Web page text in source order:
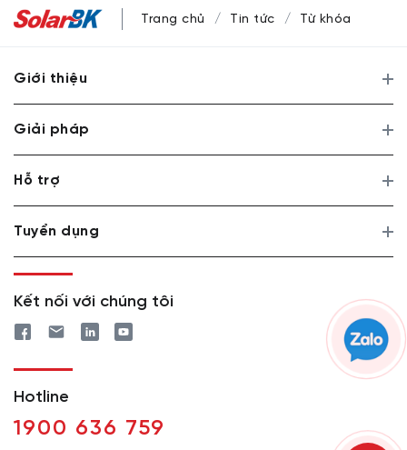
Trang chủ Tin tức Từ khóa
Giới thiệu
Giải pháp
Hỗ trợ
Tuyển dụng
Kết nối với chúng tôi
Hotline
1900 636 759